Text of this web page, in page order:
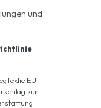
und
die EU-
zur